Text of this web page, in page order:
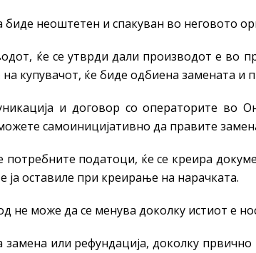
неоштетен и спакуван во неговото
ќе се утврди дали производот е во
купувачот, ќе биде одбиена замената и
и договор со операторите во
самоиницијативно да правите
потребните податоци, ќе се креира
ја оставиле при креирање на нарачката.
не може да се менува доколку истиот е
замена или рефундација, доколку